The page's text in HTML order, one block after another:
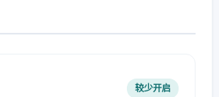
较少开启